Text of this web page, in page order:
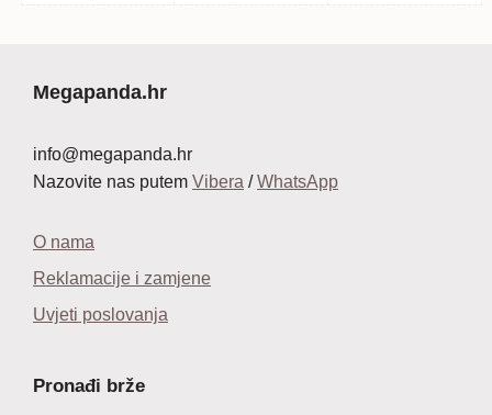
Megapanda.hr
info@megapanda.hr
Nazovite nas putem Vibera /WhatsApp
O nama
Reklamacije i zamjene
Uvjeti poslovanja
Pronađi brže